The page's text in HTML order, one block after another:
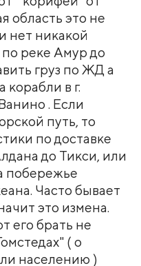
область это не
нет никакой
реке Амур до
груз по ЖД а
корабли в г.
. Если
путь, то
по доставке
до Тикси, или
побережье
Часто бывает
это измена.
его брать не
( о
населению )